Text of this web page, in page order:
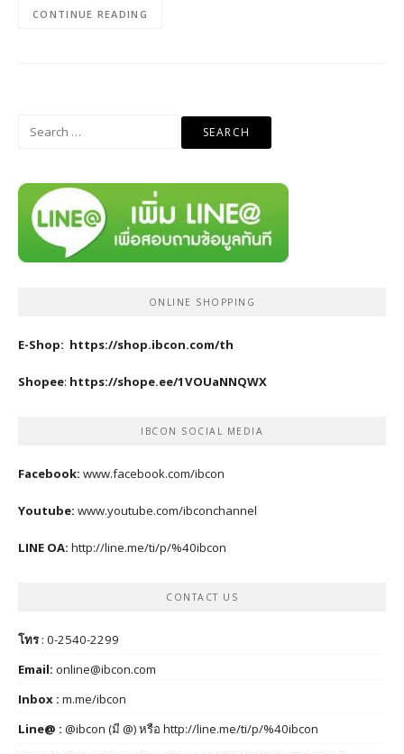
CONTINUE READING
Search
ONLINE SHOPPING
E-Shop: https://shop.ibcon.com/th
Shopee: https://shope.ee/1VOUaNNQWX
IBCON SOCIAL MEDIA
Facebook: www.facebook.com/ibcon
Youtube: www.youtube.com/ibconchannel
LINE OA: http://line.me/ti/p/%40ibcon
CONTACT US
โทร: 0-2540-2299
Email: online@ibcon.com
Inbox : m.me/ibcon
Line@ : @ibcon (มี @) หรือ http://line.me/ti/p/%40ibcon